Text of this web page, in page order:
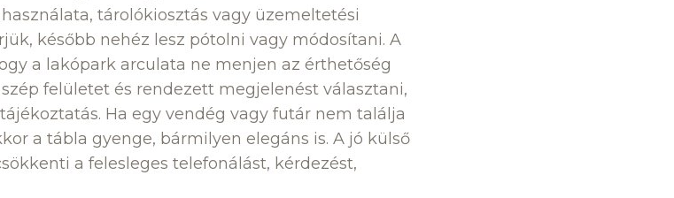
tárolókiosztás vagy üzemeltetési
később nehéz lesz pótolni vagy módosítani. A
a lakópark arculata ne menjen az érthetőség
felületet és rendezett megjelenést választani,
Ha egy vendég vagy futár nem találja
a tábla gyenge, bármilyen elegáns is. A jó külső
a felesleges telefonálást, kérdezést,